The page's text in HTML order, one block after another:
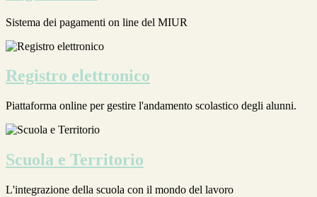
Sistema dei pagamenti on line del MIUR
Registro elettronico
Piattaforma online per gestire l'andamento scolastico degli alunni.
Scuola e Territorio
L'integrazione della scuola con il mondo del lavoro